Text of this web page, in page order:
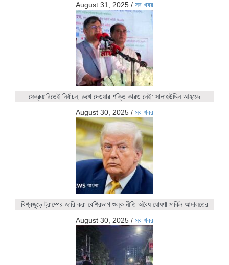
August 31, 2025 / সব খবর
ফেব্রুয়ারিতেই নির্বাচন, রুখে দেওয়ার শক্তি কারও নেই: সালাহউদ্দিন আহমেদ
August 30, 2025 / সব খবর
বিশ্বজুড়ে ট্রাম্পের জারি করা বেশিরভাগ শুল্ক নীতি অবৈধ ঘোষণা মার্কিন আদালতের
August 30, 2025 / সব খবর